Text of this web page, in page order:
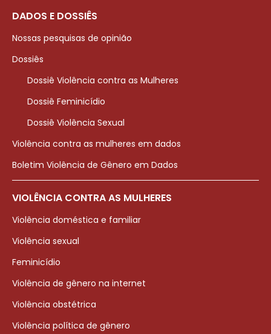
DADOS E DOSSIÊS
Nossas pesquisas de opinião
Dossiês
Dossiê Violência contra as Mulheres
Dossiê Feminicídio
Dossiê Violência Sexual
Violência contra as mulheres em dados
Boletim Violência de Gênero em Dados
VIOLÊNCIA CONTRA AS MULHERES
Violência doméstica e familiar
Violência sexual
Feminicídio
Violência de gênero na internet
Violência obstétrica
Violência política de gênero